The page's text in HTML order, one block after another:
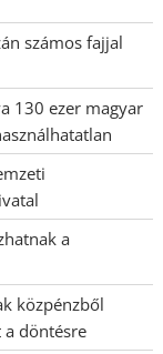
számos fajjal
130 ezer magyar
a
közpénzből
a döntésre